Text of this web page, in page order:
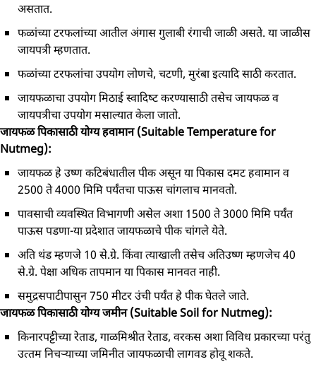
असतात.
फळांच्‍या टरफलांच्‍या आतील अंगास गुलाबी रंगाची जाळी असते. या जाळीस
जायपत्री म्‍हणतात.
फळांच्‍या टरफलांचा उपयोग लोणचे, चटणी, मुरंबा इत्‍यादि साठी करतात.
जायफळाचा उपयोग मिठाई स्‍वादिष्‍ट करण्‍यासाठी तसेच जायफळ व
जायपत्रीचा उपयोग मसाल्‍यात केला जातो.
जायफळ पिकासाठी योग्य हवामान (Suitable Temperature for
Nutmeg):
जायफळ हे उष्‍ण कटिबंधातील पीक असून या पिकास दमट हवामान व
2500 ते 4000 मिमि पर्यंतचा पाऊस चांगलाच मानवतो.
पावसाची व्‍यवस्थित विभागणी असेल अशा 1500 ते 3000 मिमि पर्यंत
पाऊस पडणा-या प्रदेशात जायफळाचे पीक चांगले येते.
अति थंड म्‍हणजे 10 से.ग्रे. किंवा त्‍याखाली तसेच अतिउष्‍ण म्‍हणजेच 40
से.ग्रे. पेक्षा अधिक तापमान या पिकास मानवत नाही.
समुद्रसपाटीपासुन 750 मीटर उंची पर्यंत हे पीक घेतले जाते.
जायफळ पिकासाठी योग्य जमीन (Suitable Soil for Nutmeg):
किनारपट्टीच्या रेताड, गाळमिश्रीत रेताड, वरकस अशा विविध प्रकारच्‍या परंतु
उत्‍तम निचऱ्याच्या जमिनीत जायफळाची लागवड होवू शकते.